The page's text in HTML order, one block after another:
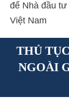
để Nhà đầu
Việt Nam
THỦ
NGOÀI